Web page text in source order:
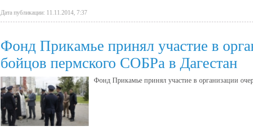
Дата публикации: 11.11.2014, 7:37
Фонд Прикамье принял участие в
бойцов пермского СОБРа в Дагестан
Фонд Прикамье принял участие в организации